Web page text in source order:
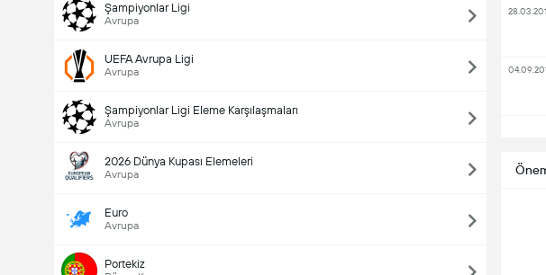
Şampiyonlar Ligi
Avrupa
UEFA Avrupa Ligi
Avrupa
Şampiyonlar Ligi Eleme Karşılaşmaları
Avrupa
2026 Dünya Kupası Elemeleri
Avrupa
Euro
Avrupa
Portekiz